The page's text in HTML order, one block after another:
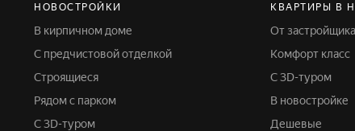
НОВОСТРОЙКИ
В кирпичном доме
С предчистовой отделкой
Строящиеся
Рядом с парком
С 3D-туром
КВАРТИРЫ В
От застройщика
Комфорт класс
С 3D-туром
В новостройке
Дешевые